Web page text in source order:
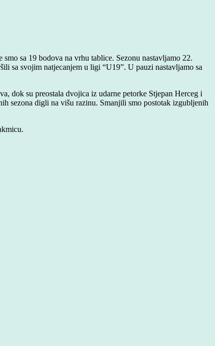
sa 19 bodova na vrhu tablice. Sezonu nastavljamo 22.
sa svojim natjecanjem u ligi “U19”. U pauzi nastavljamo sa
dok su preostala dvojica iz udarne petorke Stjepan Herceg i
sezona digli na višu razinu. Smanjili smo postotak izgubljenih